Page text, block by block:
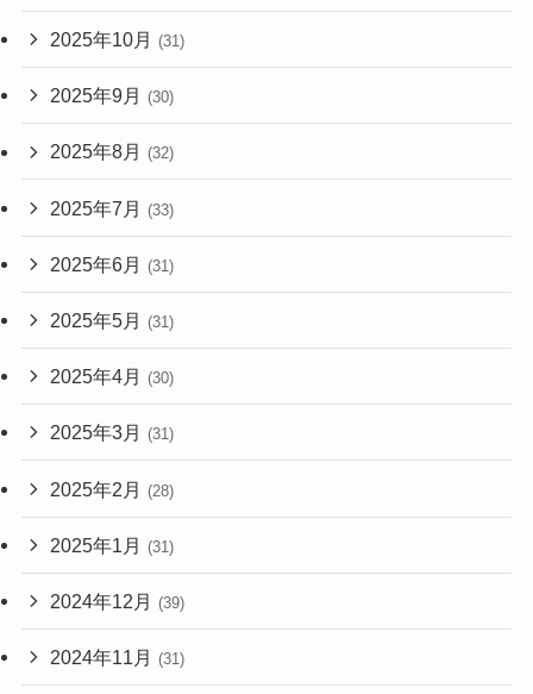
2025年10月 (31)
2025年9月 (30)
2025年8月 (32)
2025年7月 (33)
2025年6月 (31)
2025年5月 (31)
2025年4月 (30)
2025年3月 (31)
2025年2月 (28)
2025年1月 (31)
2024年12月 (39)
2024年11月 (31)